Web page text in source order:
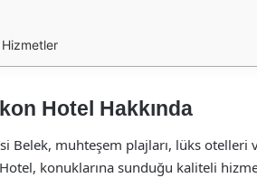
Hizmetler
Hotel Hakkında
Belek, muhteşem plajları, lüks
konuklarına sunduğu kaliteli